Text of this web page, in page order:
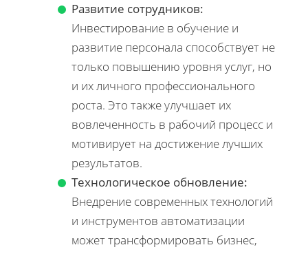
Развитие сотрудников:
Инвестирование в обучение и
развитие персонала способствует не
только повышению уровня услуг, но
и их личного профессионального
роста. Это также улучшает их
вовлеченность в рабочий процесс и
мотивирует на достижение лучших
результатов.
Технологическое обновление:
Внедрение современных технологий
и инструментов автоматизации
может трансформировать бизнес,